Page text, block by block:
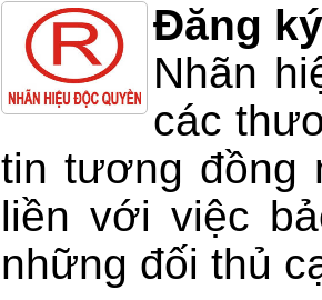
Đăng
Nhãn
các
tin tương đồng
liền với việc
những đối thủ